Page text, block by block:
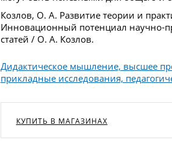
Козлов, О. А. Развитие теории и
Инновационный потенциал научно-
статей / О. А. Козлов.
Дидактическое мышление, высшее
прикладные исследования,
КУПИТЬ В МАГАЗИНАХ